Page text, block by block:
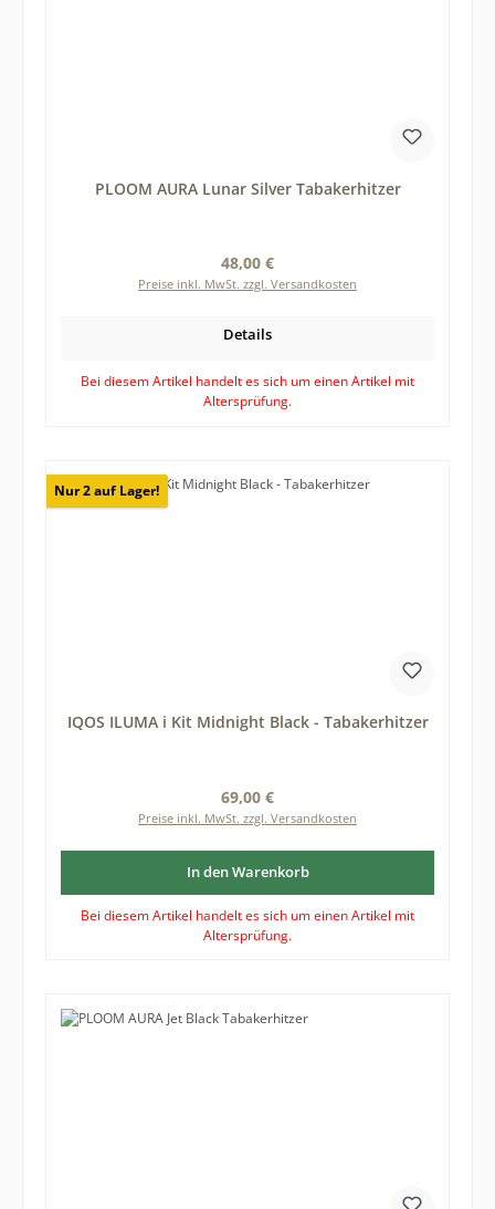
PLOOM AURA Lunar Silver Tabakerhitzer
Regulärer Preis:
48,00 €
Preise inkl. MwSt. zzgl. Versandkosten
Details
Bei diesem Artikel handelt es sich um einen Artikel mit
Altersprüfung.
Nur 2 auf Lager!
IQOS ILUMA i Kit Midnight Black - Tabakerhitzer
Regulärer Preis:
69,00 €
Preise inkl. MwSt. zzgl. Versandkosten
In den Warenkorb
Bei diesem Artikel handelt es sich um einen Artikel mit
Altersprüfung.